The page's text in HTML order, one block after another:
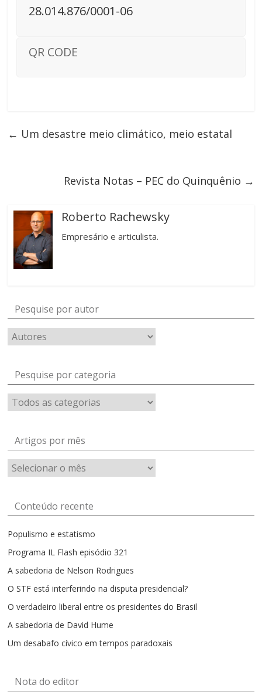
28.014.876/0001-06
QR CODE
← Um desastre meio climático, meio estatal
Revista Notas – PEC do Quinquênio →
Roberto Rachewsky
Empresário e articulista.
Pesquise por autor
Pesquise por categoria
Artigos por mês
Artigos
por
Conteúdo recente
Populismo e estatismo
Programa IL Flash episódio 321
A sabedoria de Nelson Rodrigues
O STF está interferindo na disputa presidencial?
O verdadeiro liberal entre os presidentes do Brasil
A sabedoria de David Hume
Um desabafo cívico em tempos paradoxais
Nota do editor